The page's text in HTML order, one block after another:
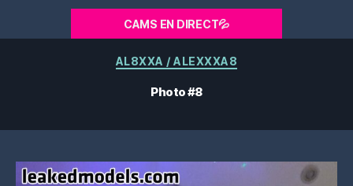
CAMS EN DIRECT💦
Catégories
AL8XXA / ALEXXXA8
Photo #8